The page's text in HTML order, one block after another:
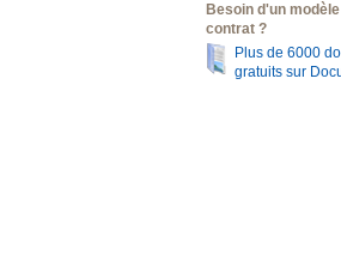
Besoin d'un
contrat ?
Plus de 6000
gratuits sur